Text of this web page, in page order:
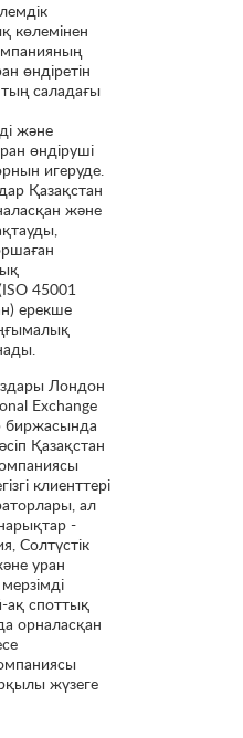
көлемінен
өндіретін
саладағы
және
өндіруші
игеруде.
Қазақстан
және
45001
ерекше
Лондон
Exchange
биржасында
Қазақстан
клиенттері
ал
-
Солтүстік
уран
ақ споттық
орналасқан
жүзеге